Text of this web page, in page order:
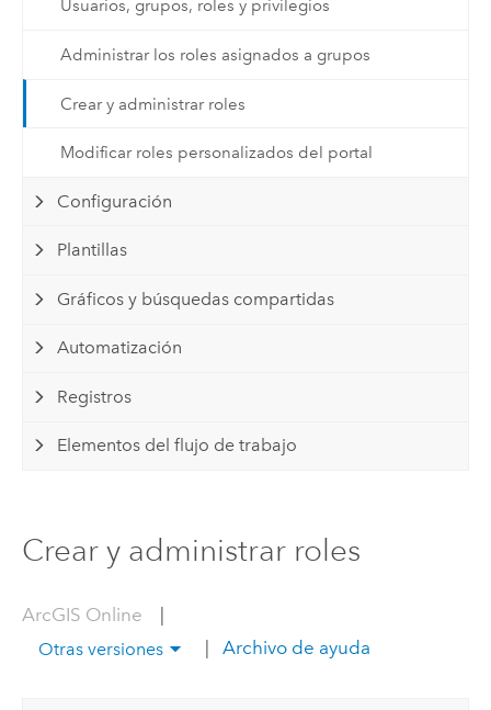
Usuarios, grupos, roles y privilegios
Administrar los roles asignados a grupos
Crear y administrar roles
Modificar roles personalizados del portal
Configuración
Plantillas
Gráficos y búsquedas compartidas
Automatización
Registros
Elementos del flujo de trabajo
Crear y administrar roles
ArcGIS Online
Otras versiones Archivo de ayuda